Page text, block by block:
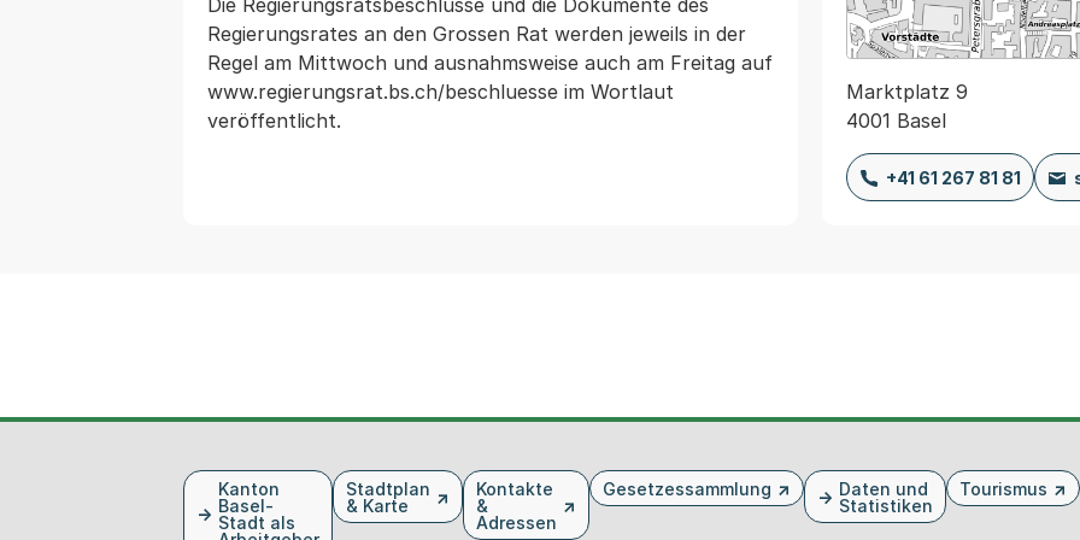
Die Regierungsratsbeschlüsse und die Dokumente des
Regierungsrates an den Grossen Rat werden jeweils in der
Regel am Mittwoch und ausnahmsweise auch am Freitag auf
www.regierungsrat.bs.ch/beschluesse im Wortlaut
veröffentlicht.
Marktplatz 9
4001 Basel
+41 61 267 81 81
Kanton
Basel-
Stadt als
Stadtplan
& Karte
Kontakte
&
Adressen
Gesetzessammlung
Daten und
Statistiken
Tourismus